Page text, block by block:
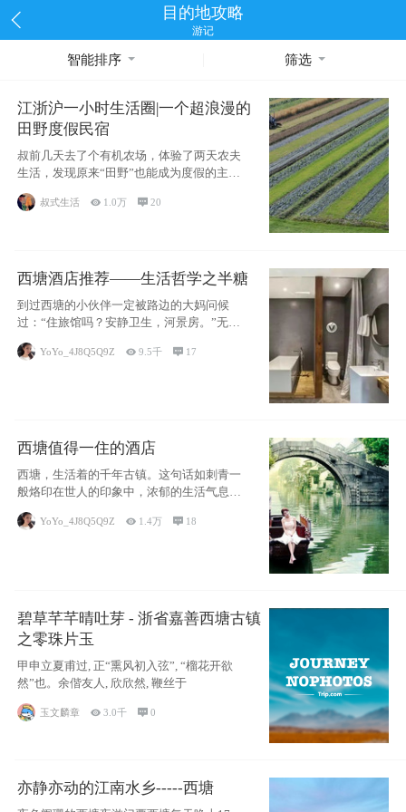
目的地攻略
游记
智能排序 筛选
江浙沪一小时生活圈|一个超浪漫的
田野度假民宿
叔前几天去了个有机农场，体验了两天农夫
生活，发现原来“田野”也能成为度假的主旋
律。江
叔式生活  1.0万 20
西塘酒店推荐——生活哲学之半糖
到过西塘的小伙伴一定被路边的大妈问候
过：“住旅馆吗？安静卫生，河景房。”无意
YoYo_4J8Q5Q9Z 9.5千  17
西塘值得一住的酒店
西塘，生活着的千年古镇。这句话如刺青一
般烙印在世人的印象中，浓郁的生活气息，
小桥流水
YoYo_4J8Q5Q9Z  1.4万  18
碧草芊芊晴吐芽 - 浙省嘉善西塘古镇
之零珠片玉
甲申立夏甫过, 正“熏风初入弦”, “榴花开欲
然”也。余偕友人, 欣欣然, 鞭丝于
玉文麟章  3.0千 0
亦静亦动的江南水乡-----西塘